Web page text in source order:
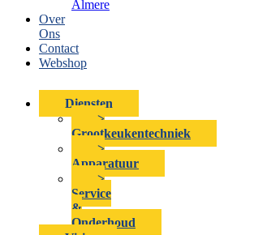
Almere
Over
Ons
Contact
Webshop
Diensten
>
Grootkeukentechniek
>
Apparatuur
>
Service
&
Onderhoud